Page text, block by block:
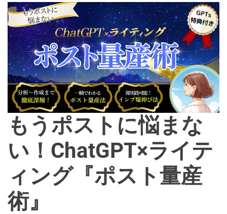
c
o
l
o
r
m
o
d
e
もうポストに悩まな
い！ChatGPT×ライテ
ィング『ポスト量産
術』